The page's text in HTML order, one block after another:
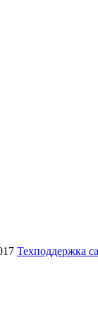
Техподдержка